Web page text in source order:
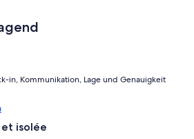
in, Kommunikation, Lage und Genauigkeit
et isolée